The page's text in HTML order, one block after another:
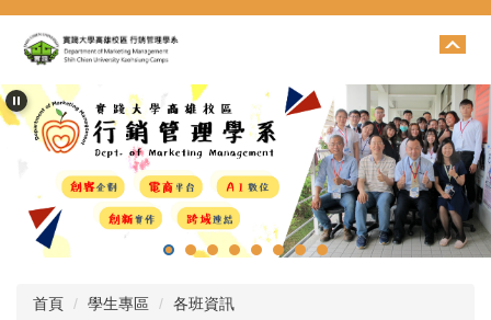
跳
要
內
容
首頁 學生專區 各班資訊